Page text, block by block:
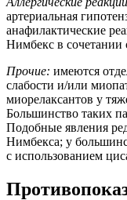
артериальная
анафилактические
Нимбекс в сочетании
Прочие: имеются
слабости и/или
миорелаксантов у
Большинство таких
Подобные явления
Нимбекса; у
с использованием